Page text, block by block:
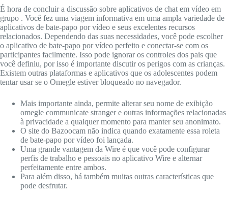
É hora de concluir a discussão sobre aplicativos de chat em vídeo em
grupo . Você fez uma viagem informativa em uma ampla variedade de
aplicativos de bate-papo por vídeo e seus excelentes recursos
relacionados. Dependendo das suas necessidades, você pode escolher
o aplicativo de bate-papo por vídeo perfeito e conectar-se com os
participantes facilmente. Isso pode ignorar os controles dos pais que
você definiu, por isso é importante discutir os perigos com as crianças.
Existem outras plataformas e aplicativos que os adolescentes podem
tentar usar se o Omegle estiver bloqueado no navegador.
Mais importante ainda, permite alterar seu nome de exibição
omegle communicate stranger e outras informações relacionadas
à privacidade a qualquer momento para manter seu anonimato.
O site do Bazoocam não indica quando exatamente essa roleta
de bate-papo por vídeo foi lançada.
Uma grande vantagem da Wire é que você pode configurar
perfis de trabalho e pessoais no aplicativo Wire e alternar
perfeitamente entre ambos.
Para além disso, há também muitas outras características que
pode desfrutar.